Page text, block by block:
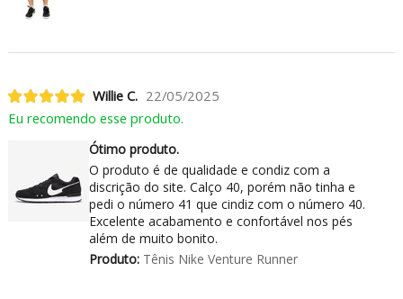
Willie C. 22/05/2025
Eu recomendo esse produto.
Ótimo produto.
O produto é de qualidade e condiz com a
discrição do site. Calço 40, porém não tinha e
pedi o número 41 que cindiz com o número 40.
Excelente acabamento e confortável nos pés
além de muito bonito.
Produto:Tênis Nike Venture Runner